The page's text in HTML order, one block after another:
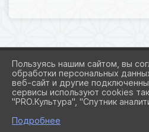
2026 Г. ADMROGOVSKAYA.RU
ВХОД
КАРТА САЙТА
ПОЛИТИКА ОБРАБОТКИ
Пользуясь нашим сайтом, вы
обработки персональных
веб-сайт и другие
сервисы используют cookies
"PRO.Культура", "Спутник
Подробнее